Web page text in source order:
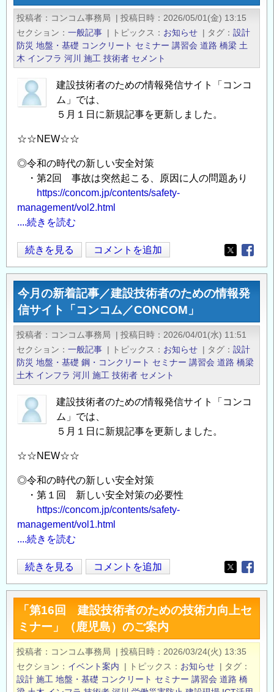
／
CONCOM」
の
記
事
／
建
設
技
め
の
報
発
サ
イ
ト
「コ
ン
コ
ム
／
CONCOM」
投稿者 コンコム事務局 | 投稿日時
2026/05/01(金) 13:15
セクション
一般記事 | トピックス お知らせ | タグ
設計
防災 地盤・基礎 コンクリート セミナー 講習会 道路 橋梁 土
木 インフラ 河川 施工 技術者 セメント
建設技術者のための情報発信サイト「コンコ
ム」では、
５月１日に新規記事を更新しました。
☆☆NEW☆☆
◎令和の時代の新しい安全対策
・第2回 事故は突然起こる、原因に人の問題あり
https://concom.jp/contents/safety-
management/vol2.html
....続きを読む
今
月
の
新
着
記
事
／
建
設
技
め
の
報
発
サ
イ
ト
「コ
ン
コ
ム
／
続きを見る コメントを追加
Opens in
今月の新着記事／建設技術者のための情報発
信サイト「コンコム／CONCOM」
投稿者 コンコム事務局 | 投稿日時
2026/04/01(水) 11:51
セクション
一般記事 | トピックス お知らせ | タグ
設計
防災 地盤・基礎 鋼・コンクリート セミナー 講習会 道路 橋梁
土木 インフラ 河川 施工 技術者 セメント
建設技術者のための情報発信サイト「コンコ
ム」では、
５月１日に新規記事を更新しました。
☆☆NEW☆☆
◎令和の時代の新しい安全対策
・第１回 新しい安全対策の必要性
https://concom.jp/contents/safety-
management/vol1.html
....続きを読む
今
月
の
新
着
記
事
／
建
続きを見る コメントを追加
Opens in
「第16回 建設技術者のための技術力向上セ
ミナー」（鹿児島）のご案内
投稿者 コンコム事務局 | 投稿日時
2026/03/24(火) 13:35
セクション
イベント案内 | トピックス お知らせ | タグ
設計 施工 地盤・基礎 コンクリート セミナー 講習会 道路 橋